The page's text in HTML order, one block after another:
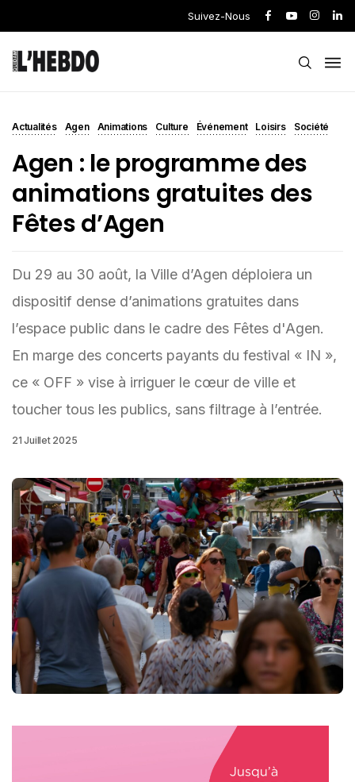
Suivez-Nous
Actualités Agen Animations Culture Événement Loisirs Société
Agen : le programme des
animations gratuites des
Fêtes d’Agen
Du 29 au 30 août, la Ville d’Agen déploiera un
dispositif dense d’animations gratuites dans
l’espace public dans le cadre des Fêtes d'Agen.
En marge des concerts payants du festival « IN »,
ce « OFF » vise à irriguer le cœur de ville et
toucher tous les publics, sans filtrage à l’entrée.
21 Juillet 2025